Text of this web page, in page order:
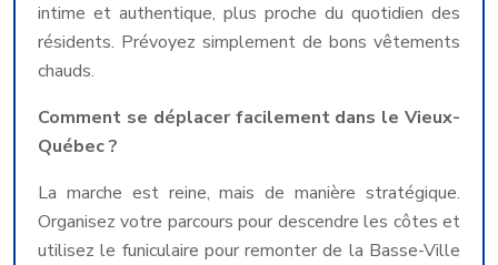
intime et authentique, plus proche du quotidien des
résidents. Prévoyez simplement de bons vêtements
chauds.
Comment se déplacer facilement dans le Vieux-
Québec ?
La marche est reine, mais de manière stratégique.
Organisez votre parcours pour descendre les côtes et
utilisez le funiculaire pour remonter de la Basse-Ville